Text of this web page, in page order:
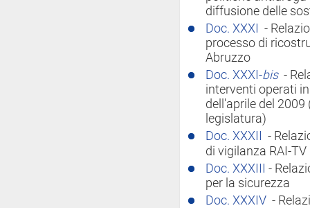
diffusione delle
Doc. XXXI
-
processo di
Abruzzo
Doc. XXXI-bis -
interventi operati
dell'aprile del
legislatura)
Doc. XXXII
-
di vigilanza RAI-TV
Doc. XXXIII
-
per la sicurezza
Doc. XXXIV -